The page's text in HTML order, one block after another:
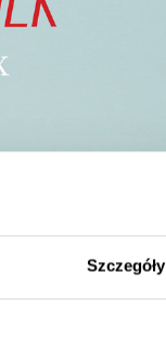
Szczegóły